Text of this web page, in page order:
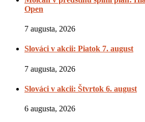
Open
7 augusta, 2026
Slováci v akcii: Piatok 7. august
7 augusta, 2026
Slováci v akcii: Štvrtok 6. august
6 augusta, 2026